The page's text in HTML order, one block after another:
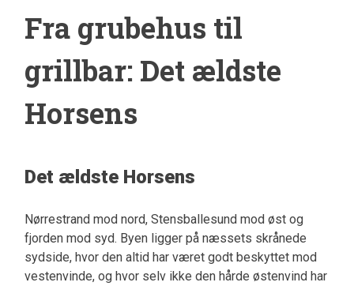
Fra grubehus til
grillbar: Det ældste
Horsens
Det ældste Horsens
Nørrestrand mod nord, Stensballesund mod øst og
fjorden mod syd. Byen ligger på næssets skrånede
sydside, hvor den altid har været godt beskyttet mod
vestenvinde, og hvor selv ikke den hårde østenvind har